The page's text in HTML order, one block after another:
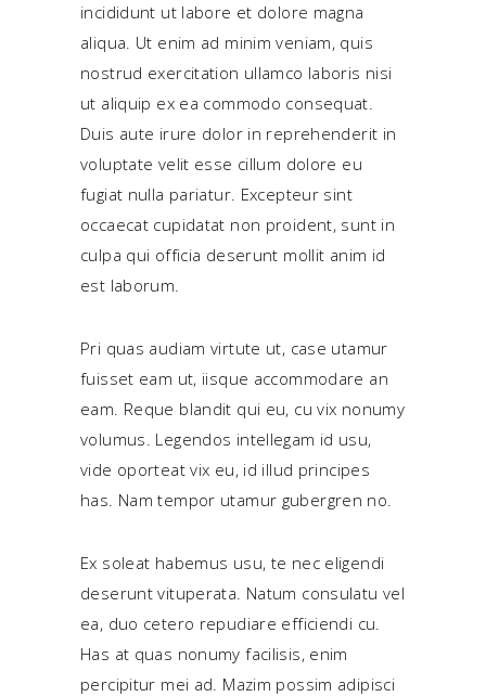
incididunt ut labore et dolore magna
aliqua. Ut enim ad minim veniam, quis
nostrud exercitation ullamco laboris nisi
ut aliquip ex ea commodo consequat.
Duis aute irure dolor in reprehenderit in
voluptate velit esse cillum dolore eu
fugiat nulla pariatur. Excepteur sint
occaecat cupidatat non proident, sunt in
culpa qui officia deserunt mollit anim id
est laborum.
Pri quas audiam virtute ut, case utamur
fuisset eam ut, iisque accommodare an
eam. Reque blandit qui eu, cu vix nonumy
volumus. Legendos intellegam id usu,
vide oporteat vix eu, id illud principes
has. Nam tempor utamur gubergren no.
Ex soleat habemus usu, te nec eligendi
deserunt vituperata. Natum consulatu vel
ea, duo cetero repudiare efficiendi cu.
Has at quas nonumy facilisis, enim
percipitur mei ad. Mazim possim adipisci